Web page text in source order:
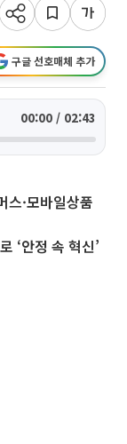
구글 선호매체 추가
00:00 / 02:43
·모바일상품
‘안정 속 혁신’